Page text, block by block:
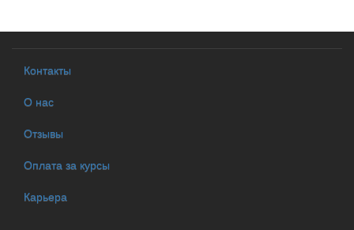
Контакты
О нас
Отзывы
Оплата за курсы
Карьера